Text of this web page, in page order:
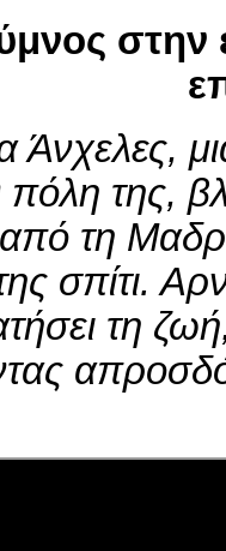
ύμνος
Άνχελες,
της,
τη
σπίτι.
τη